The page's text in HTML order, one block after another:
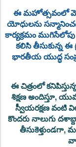
ఈ మహోత్సవంలో
యోధులను
కార్యక్రమం
కలిసి తీసుకున్న
భారతీయ యుద్ధ
ఈ చిత్రంలో
శిక్షణ అందిస్తూ,
స్వీయరక్షణ వంటి
కొందరు నాలుగు
తీసుకెళ్తుండగా,